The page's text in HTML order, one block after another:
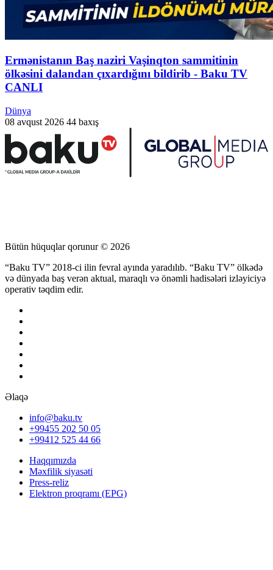
Ermənistanın Baş naziri Vaşinqton sammitinin
ölkəsini dalandan çıxardığını bildirib - Baku TV
CANLI
Dünya
08 avqust 2026 44 baxış
Bütün hüquqlar qorunur © 2026
“Baku TV” 2018-ci ilin fevral ayında yaradılıb. “Baku TV” ölkədə
və dünyada baş verən aktual, maraqlı və önəmli hadisələri izləyiciyə
operativ təqdim edir.
Əlaqə
info@baku.tv
+99455 202 50 05
+99412 525 44 66
Haqqımızda
Məxfilik siyasəti
Press-reliz
Elektron proqramı (EPG)